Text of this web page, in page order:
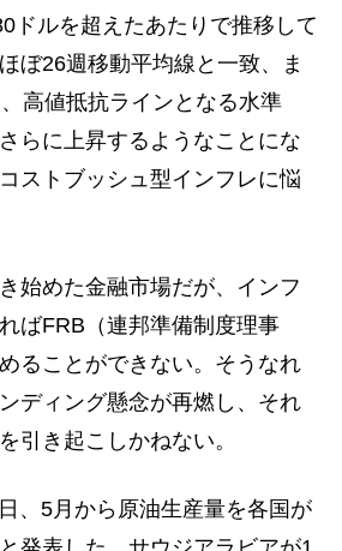
ドルを超えたあたりで推移して
ぼ26週移動平均線と一致、ま
高値抵抗ラインとなる水準
らに上昇するようなことにな
ストブッシュ型インフレに悩
始めた金融市場だが、インフ
ばFRB（連邦準備制度理事
ることができない。そうなれ
ディング懸念が再燃し、それ
引き起こしかねない。
、5月から原油生産量を各国が